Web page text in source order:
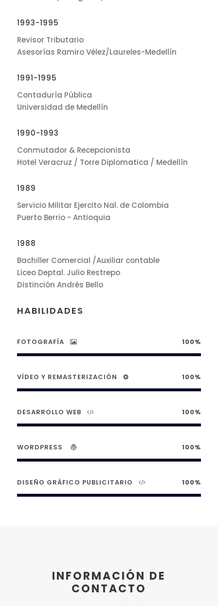
1993-1995
Revisor Tributario
Asesorías Ramiro Vélez/Laureles-Medellín
1991-1995
Contaduría Pública
Universidad de Medellín
1990-1993
Conmutador & Recepcionista
Hotel Veracruz / Torre Diplomatica / Medellín
1989
Servicio Militar Ejercito Nal. de Colombia
Puerto Berrio - Antioquia
1988
Bachiller Comercial /Auxiliar contable
Liceo Deptal. Julio Restrepo
Distinción Andrés Bello
HABILIDADES
FOTOGRAFÍA 100%
VÍDEO Y REMASTERIZACIÓN 100%
DESARROLLO WEB 100%
WORDPRESS 100%
DISEÑO GRÁFICO PUBLICITARIO 100%
INFORMACIÓN DE
CONTACTO